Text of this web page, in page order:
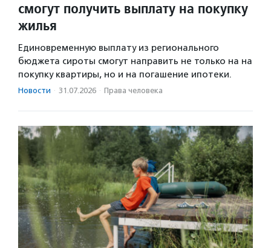
смогут получить выплату на покупку
жилья
Единовременную выплату из регионального
бюджета сироты смогут направить не только на на
покупку квартиры, но и на погашение ипотеки.
Новости · 31.07.2026 · Права человека